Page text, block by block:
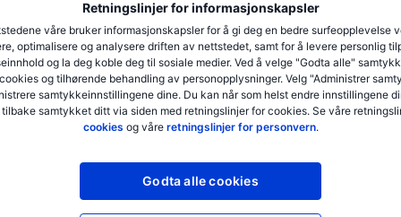
Retningslinjer for informasjonskapsler
våre bruker informasjonskapsler for å gi deg en bedre surfeopplevelse
optimalisere og analysere driften av nettstedet, samt for å levere personlig
og la deg koble deg til sosiale medier. Ved å velge "Godta alle"
og tilhørende behandling av personopplysninger. Velg "Administrer
samtykkeinnstillingene dine. Du kan når som helst endre innstillingene
samtykket ditt via siden med retningslinjer for cookies. Se våre
cookies og våre retningslinjer for personvern.
Godta alle cookies
XXXXXXX XXXXXXX
XXXXXXX XXXXXXX
XXXXXXX